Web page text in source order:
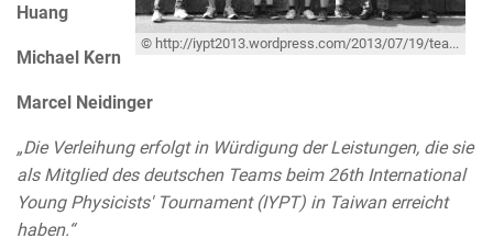
© http://iypt2013.wordpress.com/2013/07/19/teamfoto/
Huang
Michael Kern
Marcel Neidinger
„Die Verleihung erfolgt in Würdigung der Leistungen, die sie
als Mitglied des deutschen Teams beim 26th International
Young Physicists' Tournament (IYPT) in Taiwan erreicht
haben.“